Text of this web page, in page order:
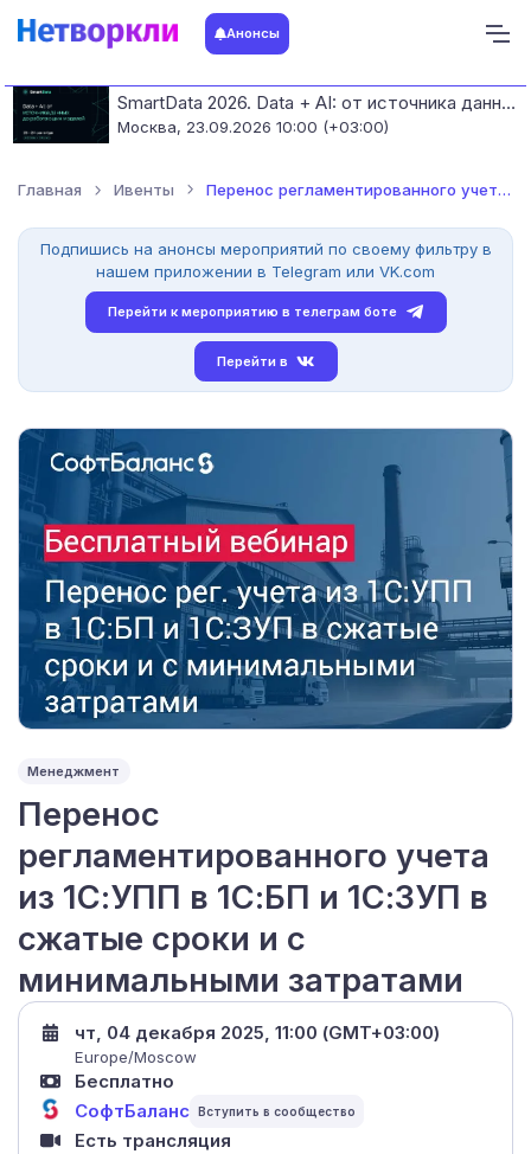
Анонсы
SmartData 2026. Data + AI: от источника данных до работающих моделей
Москва, 23.09.2026 10:00 (+03:00)
Главная Ивенты Перенос регламентированного учета из 1С:УПП в 1С:БП и 1С:ЗУП...
Подпишись на анонсы мероприятий по своему фильтру в
нашем приложении в Telegram или VK.com
Перейти к мероприятию в телеграм боте
Перейти в
Менеджмент
Перенос
регламентированного учета
из 1С:УПП в 1С:БП и 1С:ЗУП в
сжатые сроки и с
минимальными затратами
чт, 04 декабря 2025, 11:00 (GMT+03:00)
Europe/Moscow
Бесплатно
СофтБаланс
Есть трансляция